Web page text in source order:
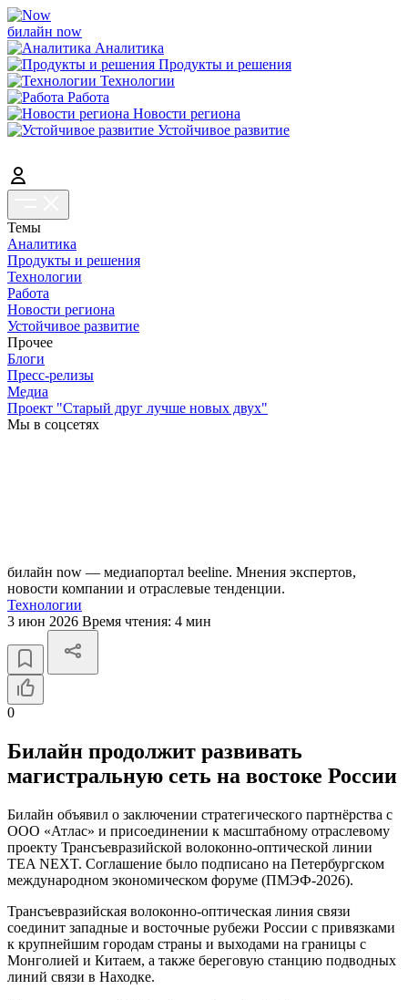
билайн now
Аналитика
Продукты и решения
Технологии
Работа
Новости региона
Устойчивое развитие
Темы
Аналитика
Продукты и решения
Технологии
Работа
Новости региона
Устойчивое развитие
Прочее
Блоги
Пресс-релизы
Медиа
Проект "Старый друг лучше новых двух"
Мы в соцсетях
билайн now — медиапортал beeline. Мнения экспертов,
новости компании и отраслевые тенденции.
Технологии
3 июн 2026 Время чтения: 4 мин
0
Билайн продолжит развивать
магистральную сеть на востоке России
Билайн объявил о заключении стратегического партнёрства с
ООО «Атлас» и присоединении к масштабному отраслевому
проекту Трансъевразийской волоконно-оптической линии
TEA NEXT. Соглашение было подписано на Петербургском
международном экономическом форуме (ПМЭФ-2026).
Трансъевразийская волоконно-оптическая линия связи
соединит западные и восточные рубежи России с привязками
к крупнейшим городам страны и выходами на границы с
Монголией и Китаем, а также береговую станцию подводных
линий связи в Находке.